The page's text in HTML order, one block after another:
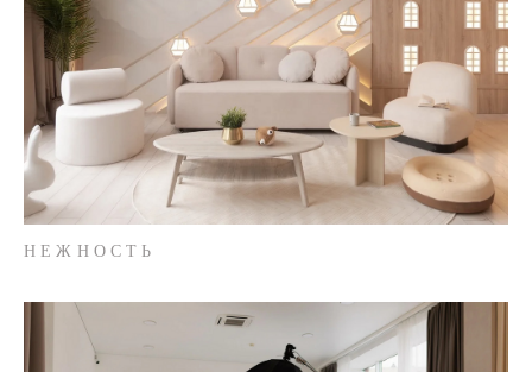
НЕЖНОСТЬ